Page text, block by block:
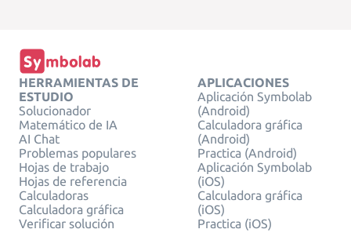
HERRAMIENTAS DE
ESTUDIO
Solucionador
Matemático de IA
AI Chat
Problemas populares
Hojas de trabajo
Hojas de referencia
Calculadoras
Calculadora gráfica
Verificar solución
APLICACIONES
Aplicación Symbolab
(Android)
Calculadora gráfica
(Android)
Practica (Android)
Aplicación Symbolab
(iOS)
Calculadora gráfica
(iOS)
Practica (iOS)